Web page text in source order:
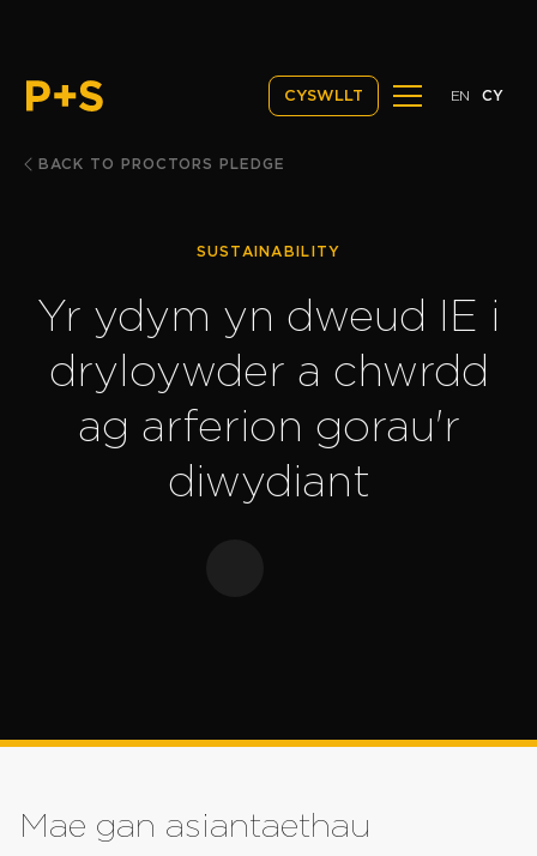
CYSWLLT EN CY
BACK TO PROCTORS PLEDGE
SUSTAINABILITY
Yr ydym yn dweud IE i
dryloywder a chwrdd
ag arferion gorau'r
diwydiant
Mae gan asiantaethau